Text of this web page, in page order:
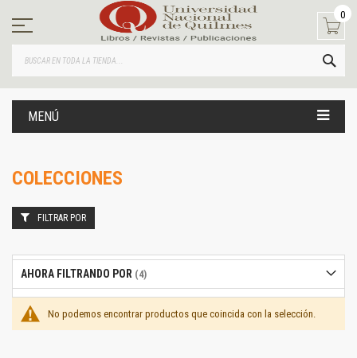
contenido
0
MENÚ
COLECCIONES
No podemos encontrar productos que coincida con la selección.
FILTRAR POR
AHORA FILTRANDO POR